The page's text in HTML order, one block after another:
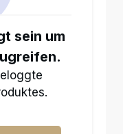
sein um